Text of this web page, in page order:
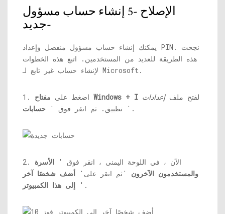
الإصلاح -5 إنشاء حساب مسؤول
جديد-
يمكنك إنشاء حساب مسؤول منفصل وإعداد PIN. نجحت
هذه الطريقة للعديد من المستخدمين. اتبع هذه الخطوات
لإنشاء حساب غير تابع لـ Microsoft.
1. اضغط على مفتاح Windows + I لفتح ملفإعدادات
تطبيق. ثم انقر فوق ' حسابات '.
2. الآن ، في اللوحة اليمنى ، انقر فوق ' الأسرة
والمستخدمون الآخرون 'ثم انقر على' أضف شخصًا آخر
إلى هذا الكمبيوتر '.